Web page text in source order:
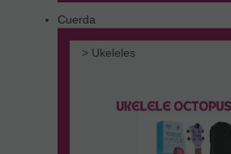
Cuerda
> Ukeleles